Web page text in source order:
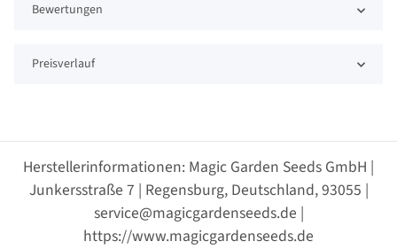
Bewertungen
Preisverlauf
Herstellerinformationen: Magic Garden Seeds GmbH |
Junkersstraße 7 | Regensburg, Deutschland, 93055 |
service@magicgardenseeds.de |
https://www.magicgardenseeds.de